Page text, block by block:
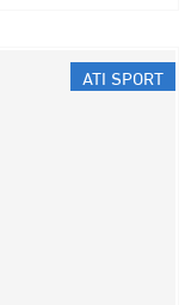
ATI SPORT